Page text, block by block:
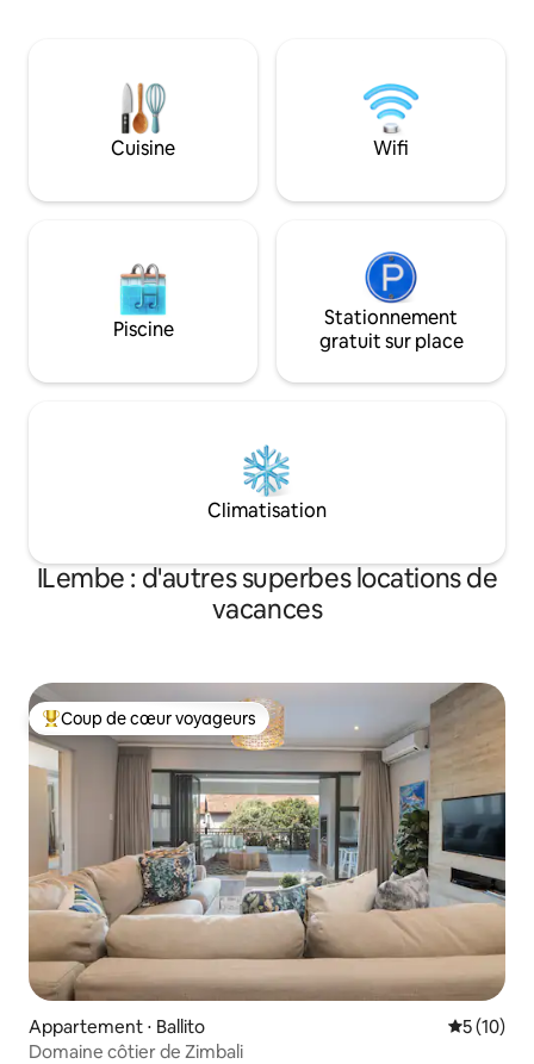
de la DSTV, d’un équipement de
barbecue au gaz et d’un service de
nettoyage quotidien (hors dimanche) et
Télévision à écran
complet. Séparé
avec sa propre
entièrement clos
Cuisine Wifi
Piscine
Stationnement
gratuit sur place
Climatisation
ILembe : d'autres superbes locations de
vacances
Coups de cœur voyageurs les plus appréciés
Coup de cœur voyageurs
Appartement ⋅ Ballito
5 (10)
Domaine côtier de Zimbali